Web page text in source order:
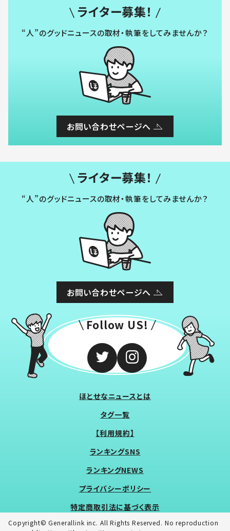
ライター募集！
“人”のグッドニュースの取材・執筆をしてみませんか？
お問い合わせページへ
ライター募集！
“人”のグッドニュースの取材・執筆をしてみませんか？
お問い合わせページへ
Follow US!
ほとせなニュースとは
タグ一覧
【利用規約】
ランキングSNS
ランキングNEWS
プライバシーポリシー
特定商取引法に基づく表示
Copyright© Generallink inc. All Rights Reserved. No reproduction